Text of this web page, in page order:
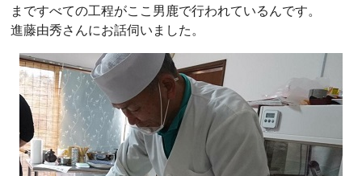
まですべての工程がここ男鹿で行われているんです。
進藤由秀さんにお話伺いました。